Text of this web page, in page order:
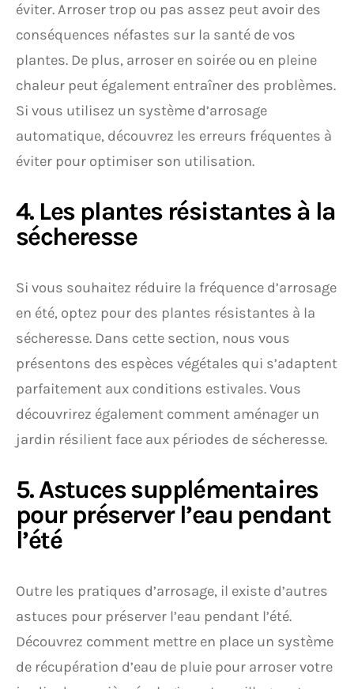
éviter. Arroser trop ou pas assez peut avoir des
conséquences néfastes sur la santé de vos
plantes. De plus, arroser en soirée ou en pleine
chaleur peut également entraîner des problèmes.
Si vous utilisez un système d’arrosage
automatique, découvrez les erreurs fréquentes à
éviter pour optimiser son utilisation.
4. Les plantes résistantes à la
sécheresse
Si vous souhaitez réduire la fréquence d’arrosage
en été, optez pour des plantes résistantes à la
sécheresse. Dans cette section, nous vous
présentons des espèces végétales qui s’adaptent
parfaitement aux conditions estivales. Vous
découvrirez également comment aménager un
jardin résilient face aux périodes de sécheresse.
5. Astuces supplémentaires
pour préserver l’eau pendant
l’été
Outre les pratiques d’arrosage, il existe d’autres
astuces pour préserver l’eau pendant l’été.
Découvrez comment mettre en place un système
de récupération d’eau de pluie pour arroser votre